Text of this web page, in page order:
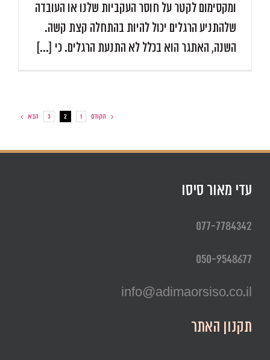
ומקסימום לקטר על חוסר העקביות שלנו או העובדה
שלהתניע הרגלים יכול להיות בהתחלה קצת קשה.
השנה, האתגר הוא בכלל לא התנעת הרגלים. כי [...]
הקודם 1
2
3 הבא
עדי מאור סיסו
077-7784342
050-9548677
info@adimaorsiso.co.il
תקנון האתר